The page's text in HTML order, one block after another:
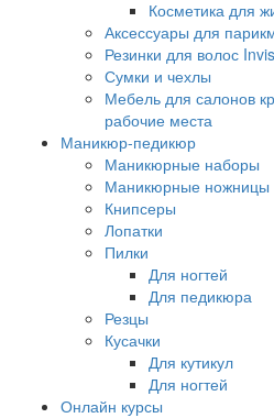
Косметика для
Аксессуары для
Резинки для волос
Сумки и чехлы
Мебель для салонов
рабочие места
Маникюр-педикюр
Маникюрные наборы
Маникюрные ножницы
Книпсеры
Лопатки
Пилки
Для ногтей
Для педикюра
Резцы
Кусачки
Для кутикул
Для ногтей
Онлайн курсы